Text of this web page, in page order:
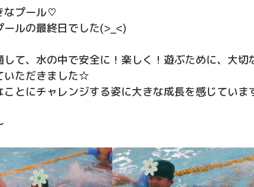
なプール♡
ルの最終日でした(>_<)
して、水の中で安全に！楽しく！遊ぶために、大切
いただきました☆
ことにチャレンジする姿に大きな成長を感じてい